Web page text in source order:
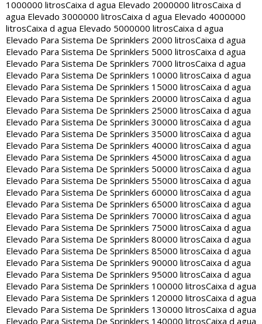
1000000 litrosCaixa d agua Elevado 2000000 litrosCaixa d
agua Elevado 3000000 litrosCaixa d agua Elevado 4000000
litrosCaixa d agua Elevado 5000000 litrosCaixa d agua
Elevado Para Sistema De Sprinklers 2000 litrosCaixa d agua
Elevado Para Sistema De Sprinklers 5000 litrosCaixa d agua
Elevado Para Sistema De Sprinklers 7000 litrosCaixa d agua
Elevado Para Sistema De Sprinklers 10000 litrosCaixa d agua
Elevado Para Sistema De Sprinklers 15000 litrosCaixa d agua
Elevado Para Sistema De Sprinklers 20000 litrosCaixa d agua
Elevado Para Sistema De Sprinklers 25000 litrosCaixa d agua
Elevado Para Sistema De Sprinklers 30000 litrosCaixa d agua
Elevado Para Sistema De Sprinklers 35000 litrosCaixa d agua
Elevado Para Sistema De Sprinklers 40000 litrosCaixa d agua
Elevado Para Sistema De Sprinklers 45000 litrosCaixa d agua
Elevado Para Sistema De Sprinklers 50000 litrosCaixa d agua
Elevado Para Sistema De Sprinklers 55000 litrosCaixa d agua
Elevado Para Sistema De Sprinklers 60000 litrosCaixa d agua
Elevado Para Sistema De Sprinklers 65000 litrosCaixa d agua
Elevado Para Sistema De Sprinklers 70000 litrosCaixa d agua
Elevado Para Sistema De Sprinklers 75000 litrosCaixa d agua
Elevado Para Sistema De Sprinklers 80000 litrosCaixa d agua
Elevado Para Sistema De Sprinklers 85000 litrosCaixa d agua
Elevado Para Sistema De Sprinklers 90000 litrosCaixa d agua
Elevado Para Sistema De Sprinklers 95000 litrosCaixa d agua
Elevado Para Sistema De Sprinklers 100000 litrosCaixa d agua
Elevado Para Sistema De Sprinklers 120000 litrosCaixa d agua
Elevado Para Sistema De Sprinklers 130000 litrosCaixa d agua
Elevado Para Sistema De Sprinklers 140000 litrosCaixa d agua